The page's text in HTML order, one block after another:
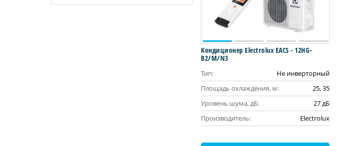
Кондиционер Electrolux EACS - 12HG-
B2/M/N3
Тип:
Не инверторный
Площадь охлаждения, м:
25, 35
Уровень шума, дБ:
27 дБ
Производитель:
Electrolux